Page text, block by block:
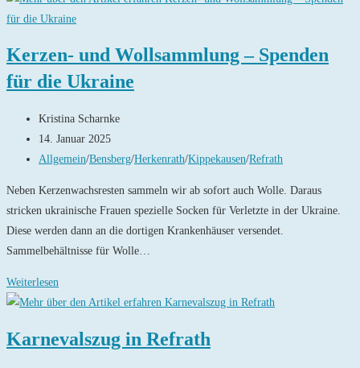
Kerzen- und Wollsammlung – Spenden
für die Ukraine
Beitrags-
Autor:
Kristina Scharnke
Beitrag
veröffentlicht:
14. Januar 2025
Beitrags-
Allgemein/Bensberg/Herkenrath/Kippekausen/Refrath
Neben Kerzenwachsresten sammeln wir ab sofort auch Wolle. Daraus
stricken ukrainische Frauen spezielle Socken für Verletzte in der Ukraine.
Diese werden dann an die dortigen Krankenhäuser versendet.
Sammelbehältnisse für Wolle…
Weiterlesen
und
–
Karnevalszug in Refrath